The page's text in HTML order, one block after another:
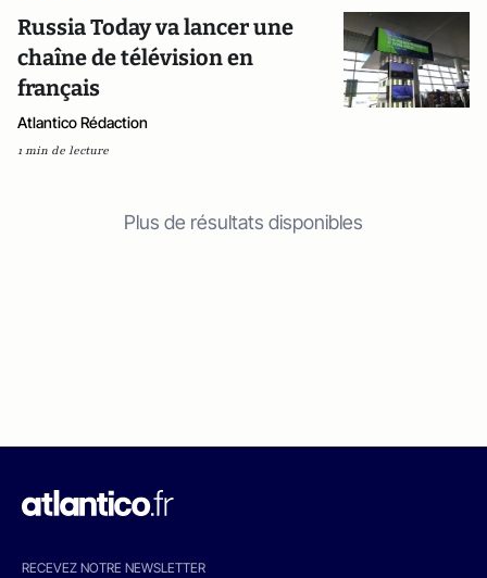
Russia Today va lancer une
chaîne de télévision en
français
Atlantico Rédaction
1 min de lecture
Plus de résultats disponibles
RECEVEZ NOTRE NEWSLETTER